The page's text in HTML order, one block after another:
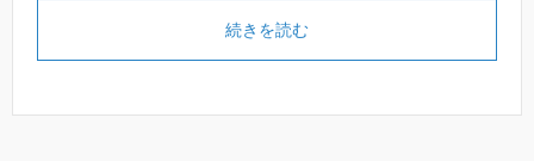
続きを読む